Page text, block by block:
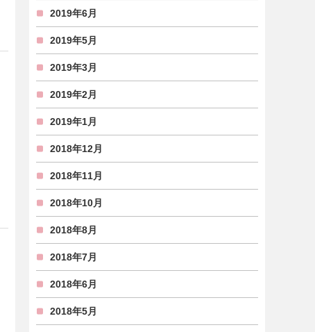
2019年6月
2019年5月
2019年3月
2019年2月
2019年1月
2018年12月
2018年11月
2018年10月
2018年8月
2018年7月
2018年6月
2018年5月